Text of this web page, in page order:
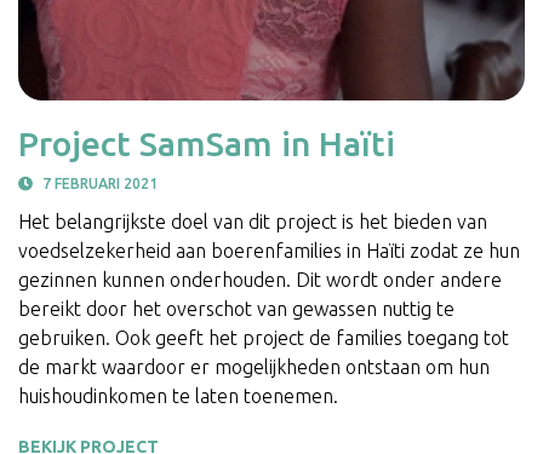
Project SamSam in Haïti
7 FEBRUARI 2021
Het belangrijkste doel van dit project is het bieden van
voedselzekerheid aan boerenfamilies in Haïti zodat ze hun
gezinnen kunnen onderhouden. Dit wordt onder andere
bereikt door het overschot van gewassen nuttig te
gebruiken. Ook geeft het project de families toegang tot
de markt waardoor er mogelijkheden ontstaan om hun
huishoudinkomen te laten toenemen.
BEKIJK PROJECT